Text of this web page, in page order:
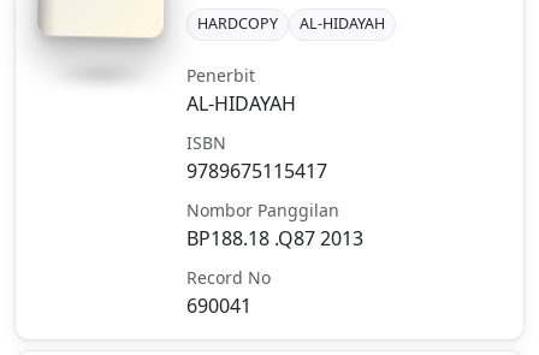
HARDCOPY AL-HIDAYAH
Penerbit
AL-HIDAYAH
ISBN
9789675115417
Nombor Panggilan
BP188.18 .Q87 2013
Record No
690041